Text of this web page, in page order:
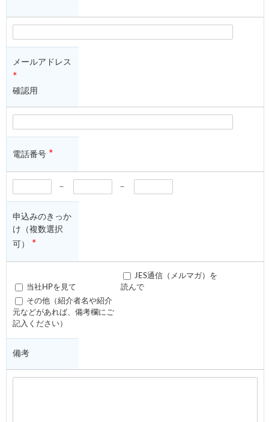
メールアドレス
*
確認用
電話番号 *
－ －
申込みのきっか
け（複数選択
可） *
当社HPを見て
JES通信（メルマガ）を
読んで
その他（紹介者名や紹介
元などがあれば、備考欄にご
記入ください）
備考